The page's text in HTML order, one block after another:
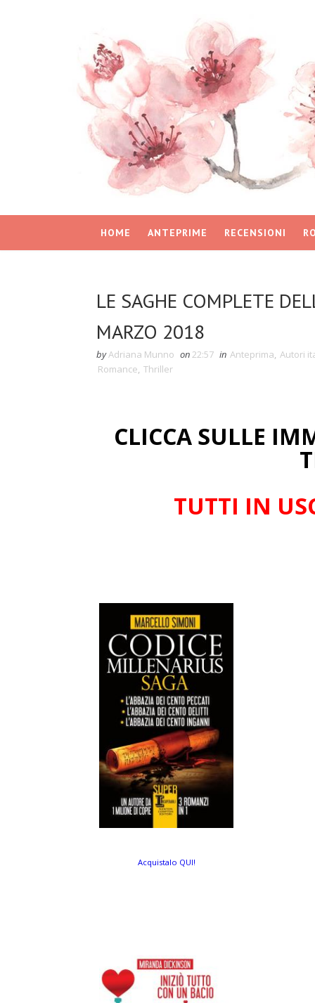
HOME ANTEPRIME RECENSIONI
LE SAGHE COMPLETE
MARZO 2018
byAdriana Munno on22:57 in Anteprima, Autori
Romance, Thriller
CLICCA SULLE
TUTTI IN
Acquistalo QUI!